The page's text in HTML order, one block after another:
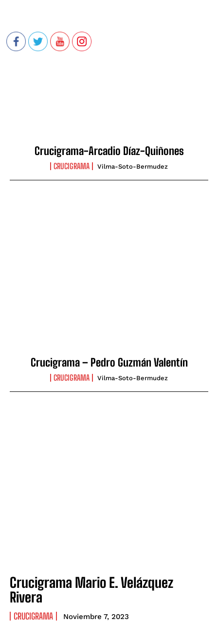
Crucigrama-Arcadio Díaz-Quiñones
CRUCIGRAMA Vilma-Soto-Bermudez
Crucigrama – Pedro Guzmán Valentín
CRUCIGRAMA Vilma-Soto-Bermudez
Crucigrama Mario E. Velázquez
Rivera
CRUCIGRAMA Noviembre 7, 2023